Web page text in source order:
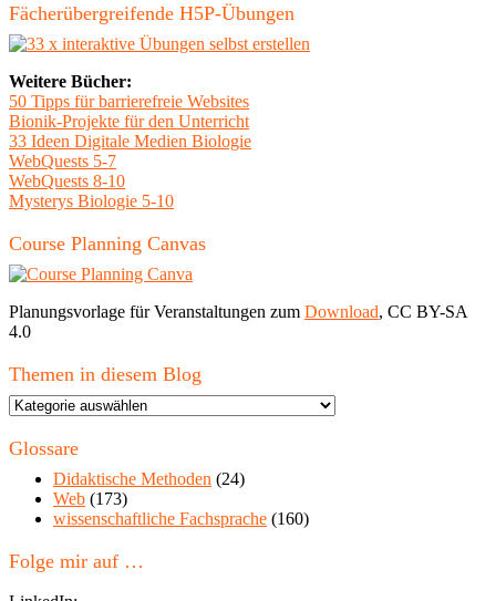
Fächerübergreifende H5P-Übungen
Weitere Bücher:
50 Tipps für barrierefreie Websites
Bionik-Projekte für den Unterricht
33 Ideen Digitale Medien Biologie
WebQuests 5-7
WebQuests 8-10
Mysterys Biologie 5-10
Course Planning Canvas
Planungsvorlage für Veranstaltungen zum Download, CC BY-SA
4.0
Themen in diesem Blog
Themen
diesem
Glossare
Didaktische Methoden (24)
Web (173)
wissenschaftliche Fachsprache (160)
Folge mir auf …